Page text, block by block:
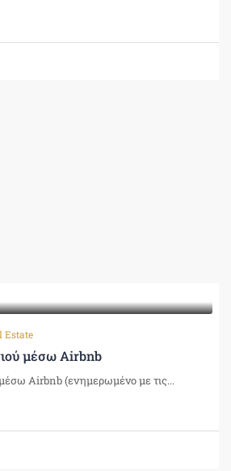
Estate
μέσω Airbnb
Airbnb (ενημερωμένο με τις...